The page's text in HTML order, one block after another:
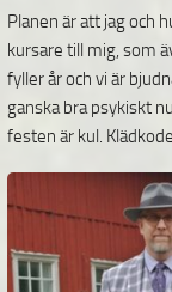
Planen är att jag och
kursare till mig, som
fyller år och vi är
ganska bra psykiskt
festen är kul.